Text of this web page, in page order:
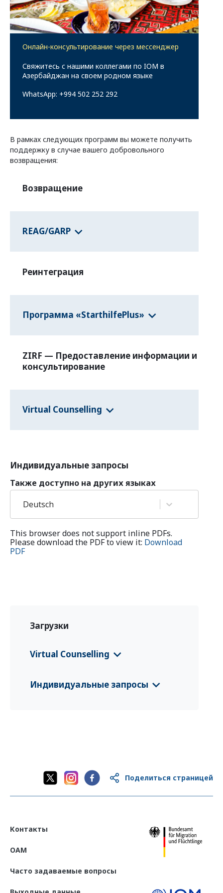
Программы федеральных земель
о странах
Онлайн-консультирование через мессенджер
Свяжитесь с нашими коллегами по IOM в
Азербайджан на своем родном языке
WhatsApp: +994 502 252 292
В рамках следующих программ вы можете получить
поддержку в случае вашего добровольного
возвращения:
Возвращение
REAG/GARP
Реинтеграция
Программа «StarthilfePlus»
ZIRF — Предоставление информации и
консультирование
Virtual Counselling
Индивидуальные запросы
Также доступно на других языках
Deutsch
This browser does not support inline PDFs.
Please download the PDF to view it: Download
PDF
Загрузки
Virtual Counselling
Индивидуальные запросы
Поделиться страницей
Контакты
OAM
Часто задаваемые вопросы